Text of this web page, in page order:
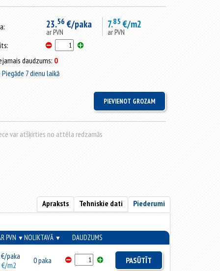
23.56 €/paka
ar PVN
7.85 €/m2
ar PVN
daudzums: 0
Piegāde 7 dienu laikā
var atšķirties no attēla redzamās
Piederumi
Tehniskie dati
Apraksts
PVN ▼ NOLIKTAVĀ ▼ DAUDZUMS
€/paka
€/m2
0 paka PASŪTĪT